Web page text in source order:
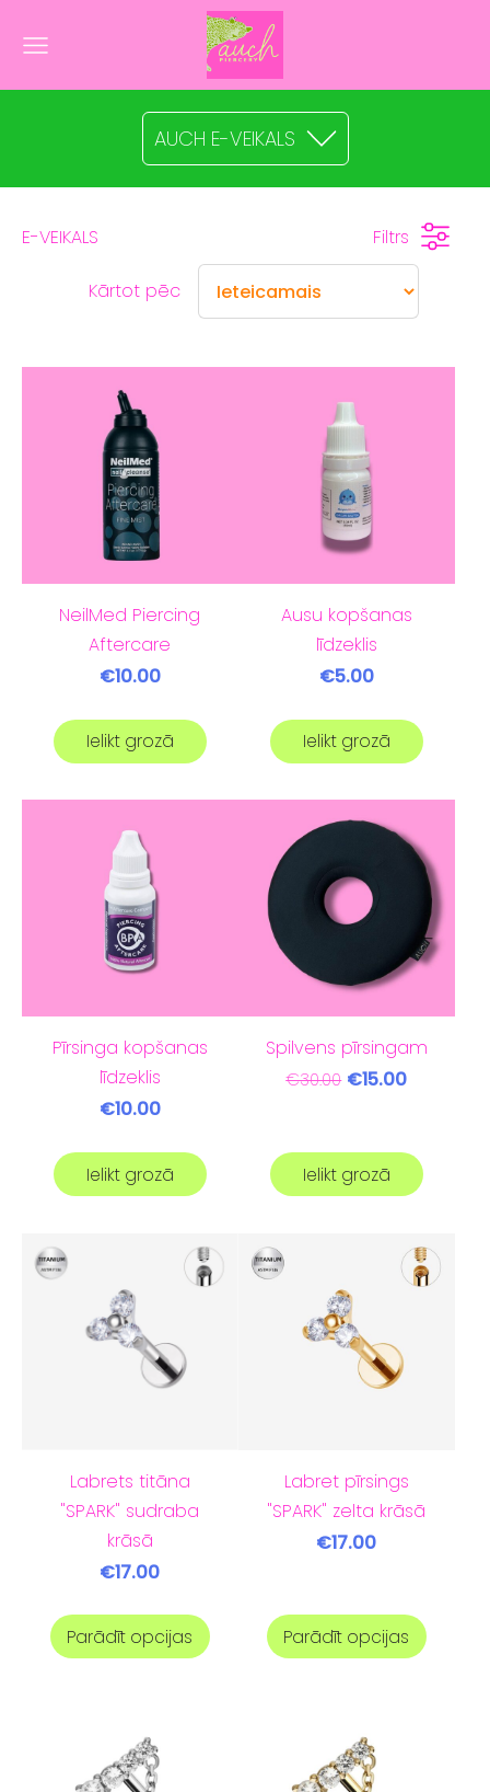
AUCH E-VEIKALS
E-VEIKALS Filtrs
Kārtot pēc
NeilMed Piercing
Aftercare
€10.00
Ielikt grozā
Ausu kopšanas
līdzeklis
€5.00
Ielikt grozā
Pīrsinga kopšanas
līdzeklis
€10.00
Ielikt grozā
Spilvens pīrsingam
€30.00 €15.00
Ielikt grozā
Labrets titāna
"SPARK" sudraba
krāsā
€17.00
Parādīt opcijas
Labret pīrsings
"SPARK" zelta krāsā
€17.00
Parādīt opcijas